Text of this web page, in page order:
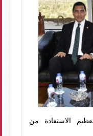
الاستفادة من